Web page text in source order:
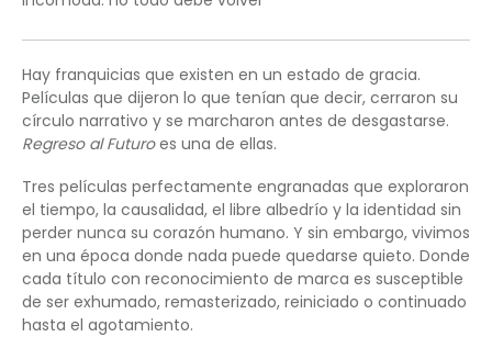
Hay franquicias que existen en un estado de gracia.
Películas que dijeron lo que tenían que decir, cerraron su
círculo narrativo y se marcharon antes de desgastarse.
Regreso al Futuroes una de ellas.
Tres películas perfectamente engranadas que exploraron
el tiempo, la causalidad, el libre albedrío y la identidad sin
perder nunca su corazón humano. Y sin embargo, vivimos
en una época donde nada puede quedarse quieto. Donde
cada título con reconocimiento de marca es susceptible
de ser exhumado, remasterizado, reiniciado o continuado
hasta el agotamiento.